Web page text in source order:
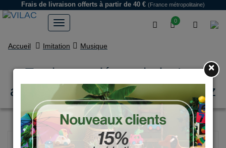
0
Frais de livraison offerts à partir de 40 € (France métropolitaine)
Accueil Imitation Musique
Tambour cajón en bois, Les
animaux du monde - Sarah Betz
×